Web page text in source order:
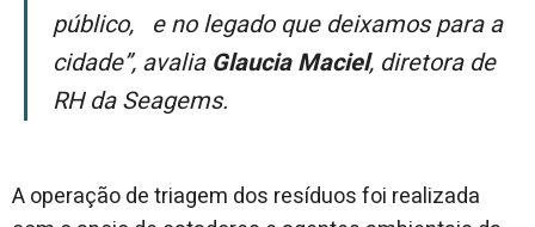
público, e no legado que deixamos para a
cidade”, avalia Glaucia Maciel, diretora de
RH da Seagems.
A operação de triagem dos resíduos foi realizada